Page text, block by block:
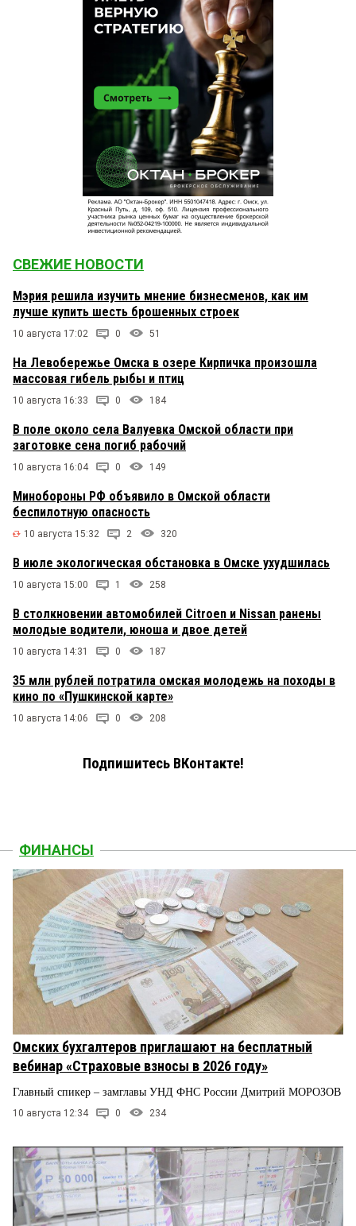
СВЕЖИЕ НОВОСТИ
Мэрия решила изучить мнение бизнесменов, как им
лучше купить шесть брошенных строек
10 августа 17:02 0 51
На Левобережье Омска в озере Кирпичка произошла
массовая гибель рыбы и птиц
10 августа 16:33 0 184
В поле около села Валуевка Омской области при
заготовке сена погиб рабочий
10 августа 16:04 0 149
Минобороны РФ объявило в Омской области
беспилотную опасность
10 августа 15:32 2 320
В июле экологическая обстановка в Омске ухудшилась
10 августа 15:00 1 258
В столкновении автомобилей Citroen и Nissan ранены
молодые водители, юноша и двое детей
10 августа 14:31 0 187
35 млн рублей потратила омская молодежь на походы в
кино по «Пушкинской карте»
10 августа 14:06 0 208
Подпишитесь ВКонтакте!
ФИНАНСЫ
Омских бухгалтеров приглашают на бесплатный
вебинар «Страховые взносы в 2026 году»
Главный спикер – замглавы УНД ФНС России Дмитрий МОРОЗОВ
10 августа 12:34 0 234